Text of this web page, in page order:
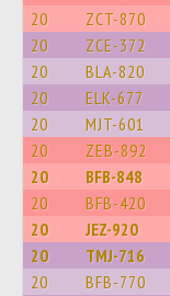
20 ZCT-870
20 ZCE-372
20 BLA-820
20 ELK-677
20 MJT-601
20 ZEB-892
20 BFB-848
20 BFB-420
20 JEZ-920
20 TMJ-716
20 BFB-770